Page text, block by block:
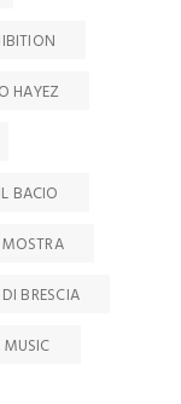
HAYEZ
IL BACIO
MOSTRA
BRESCIA
MUSIC